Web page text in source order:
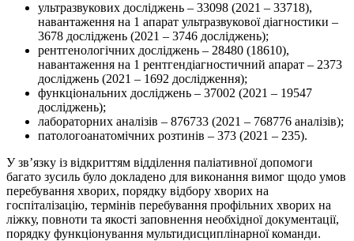
ультразвукових досліджень – 33098 (2021 – 33718),
навантаження на 1 апарат ультразвукової діагностики –
3678 досліджень (2021 – 3746 досліджень);
рентгенологічних досліджень – 28480 (18610),
навантаження на 1 рентгендіагностичний апарат – 2373
досліджень (2021 – 1692 дослідження);
функціональних досліджень – 37002 (2021 – 19547
досліджень);
лабораторних аналізів – 876733 (2021 – 768776 аналізів);
патологоанатомічних розтинів – 373 (2021 – 235).
У зв’язку із відкриттям відділення паліативної допомоги
багато зусиль було докладено для виконання вимог щодо умов
перебування хворих, порядку відбору хворих на
госпіталізацію, термінів перебування профільних хворих на
ліжку, повноти та якості заповнення необхідної документації,
порядку функціонування мультидисциплінарної команди.